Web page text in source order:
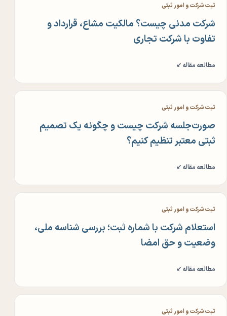
ثبت شرکت و امور ثبتی
شرکت مدنی چیست؟ مالکیت مشاع، قرارداد و
تفاوت با شرکت تجاری
مطالعه مقاله ↙
ثبت شرکت و امور ثبتی
صورت‌جلسه شرکت چیست و چگونه یک تصمیم
ثبتی معتبر تنظیم کنیم؟
مطالعه مقاله ↙
ثبت شرکت و امور ثبتی
استعلام شرکت با شماره ثبت؛ بررسی شناسه ملی،
وضعیت و حق امضا
مطالعه مقاله ↙
ثبت شرکت و امور ثبتی